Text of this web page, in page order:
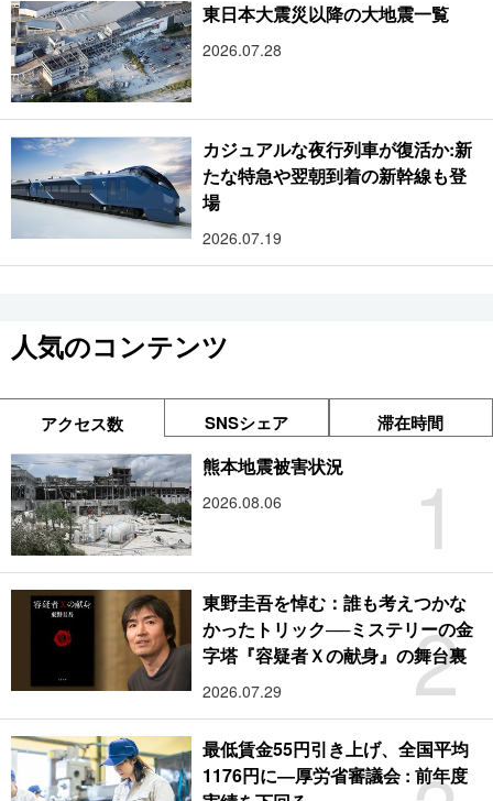
東日本大震災以降の大地震一覧
2026.07.28
カジュアルな夜行列車が復活か:新
たな特急や翌朝到着の新幹線も登
場
2026.07.19
人気のコンテンツ
アクセス数 SNSシェア 滞在時間
1
熊本地震被害状況
2026.08.06
2
東野圭吾を悼む：誰も考えつかな
かったトリック──ミステリーの金
字塔『容疑者Ｘの献身』の舞台裏
2026.07.29
最低賃金55円引き上げ、全国平均
1176円に―厚労省審議会 : 前年度